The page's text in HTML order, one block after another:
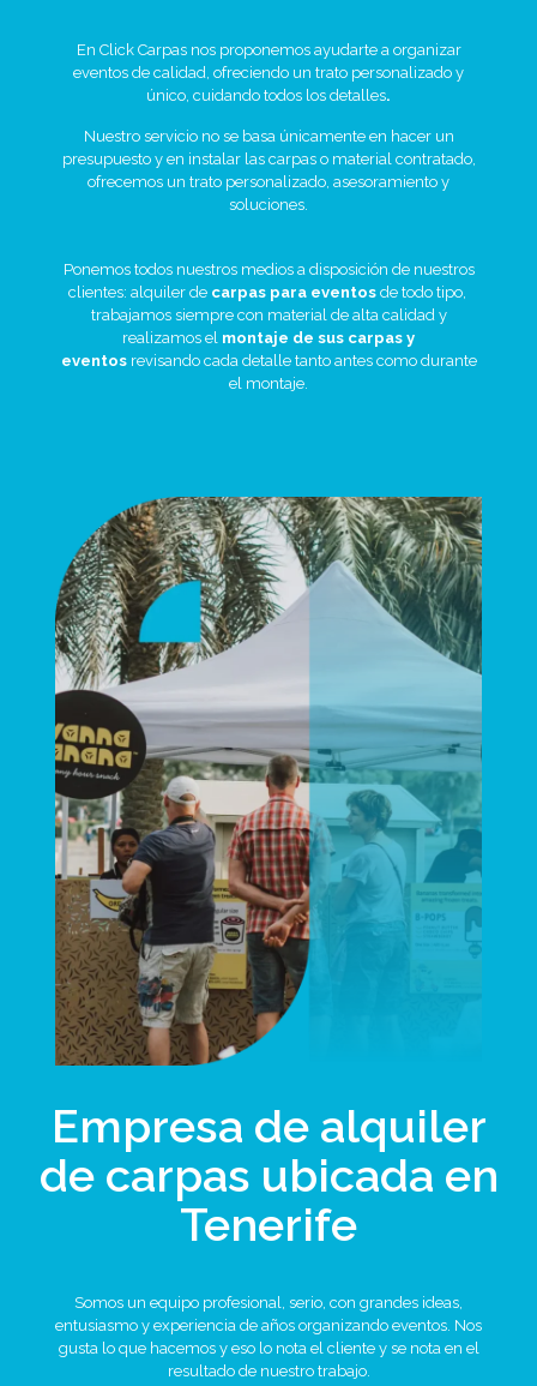
En Click Carpas nos proponemos ayudarte a organizar
eventos de calidad, ofreciendo un trato personalizado y
único, cuidando todos los detalles.
Nuestro servicio no se basa únicamente en hacer un
presupuesto y en instalar las carpas o material contratado,
ofrecemos un trato personalizado, asesoramiento y
soluciones.
Ponemos todos nuestros medios a disposición de nuestros
clientes: alquiler de carpas para eventos de todo tipo,
trabajamos siempre con material de alta calidad y
realizamos el montaje de sus carpas y
eventos revisando cada detalle tanto antes como durante
el montaje.
Empresa de alquiler
de carpas ubicada en
Tenerife
Somos un equipo profesional, serio, con grandes ideas,
entusiasmo y experiencia de años organizando eventos. Nos
gusta lo que hacemos y eso lo nota el cliente y se nota en el
resultado de nuestro trabajo.